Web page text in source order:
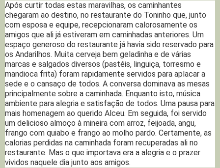
Após curtir todas estas maravilhas, os caminhantes
chegaram ao destino, no restaurante do Toninho que, junto
com esposa e equipe, recepcionaram calorosamente os
amigos que ali já estiveram em caminhadas anteriores. Um
espaço generoso do restaurante já havia sido reservado para
os Andarilhos. Muita cerveja bem geladinha e de várias
marcas e salgados diversos (pastéis, linguiça, torresmo e
mandioca frita) foram rapidamente servidos para aplacar a
sede e o cansaço de todos. A conversa dominava as mesas
principalmente sobre a caminhada. Enquanto isto, música
ambiente para alegria e satisfação de todos. Uma pausa para
mais homenagem ao querido Alceu. Em seguida, foi servido
um delicioso almoço à mineira com arroz, feijoada, angu,
frango com quiabo e frango ao molho pardo. Certamente, as
calorias perdidas na caminhada foram recuperadas ali no
restaurante. Mas o que importava era a alegria e o prazer
vividos naquele dia junto aos amigos.